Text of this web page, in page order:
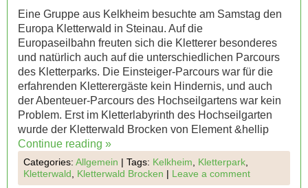
Eine Gruppe aus Kelkheim besuchte am Samstag den
Europa Kletterwald in Steinau. Auf die
Europaseilbahn freuten sich die Kletterer besonderes
und natürlich auch auf die unterschiedlichen Parcours
des Kletterparks. Die Einsteiger-Parcours war für die
erfahrenden Kletterergäste kein Hindernis, und auch
der Abenteuer-Parcours des Hochseilgartens war kein
Problem. Erst im Kletterlabyrinth des Hochseilgarten
wurde der Kletterwald Brocken von Element &hellip
Continue reading »
Categories: Allgemein | Tags: Kelkheim Kletterpark
Kletterwald
Kletterwald Brocken | Leave a comment